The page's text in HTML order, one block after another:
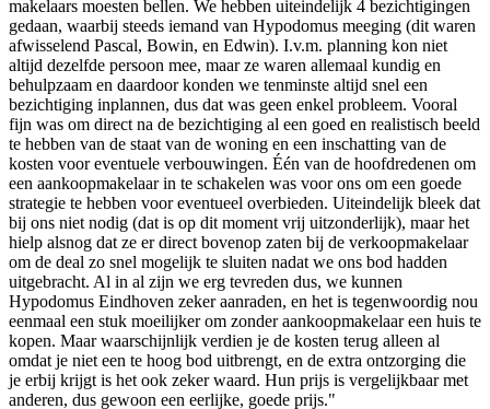
makelaars moesten bellen. We hebben uiteindelijk 4 bezichtigingen
gedaan, waarbij steeds iemand van Hypodomus meeging (dit waren
afwisselend Pascal, Bowin, en Edwin). I.v.m. planning kon niet
altijd dezelfde persoon mee, maar ze waren allemaal kundig en
behulpzaam en daardoor konden we tenminste altijd snel een
bezichtiging inplannen, dus dat was geen enkel probleem. Vooral
fijn was om direct na de bezichtiging al een goed en realistisch beeld
te hebben van de staat van de woning en een inschatting van de
kosten voor eventuele verbouwingen. Één van de hoofdredenen om
een aankoopmakelaar in te schakelen was voor ons om een goede
strategie te hebben voor eventueel overbieden. Uiteindelijk bleek dat
bij ons niet nodig (dat is op dit moment vrij uitzonderlijk), maar het
hielp alsnog dat ze er direct bovenop zaten bij de verkoopmakelaar
om de deal zo snel mogelijk te sluiten nadat we ons bod hadden
uitgebracht. Al in al zijn we erg tevreden dus, we kunnen
Hypodomus Eindhoven zeker aanraden, en het is tegenwoordig nou
eenmaal een stuk moeilijker om zonder aankoopmakelaar een huis te
kopen. Maar waarschijnlijk verdien je de kosten terug alleen al
omdat je niet een te hoog bod uitbrengt, en de extra ontzorging die
je erbij krijgt is het ook zeker waard. Hun prijs is vergelijkbaar met
anderen, dus gewoon een eerlijke, goede prijs."